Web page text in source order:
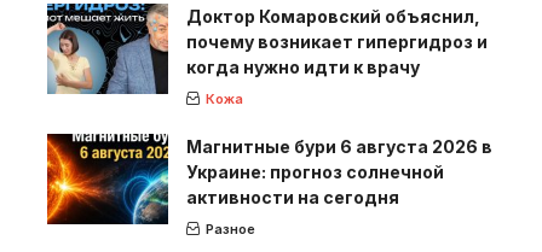
Доктор Комаровский объяснил,
почему возникает гипергидроз и
когда нужно идти к врачу
Кожа
Магнитные бури 6 августа 2026 в
Украине: прогноз солнечной
активности на сегодня
Разное